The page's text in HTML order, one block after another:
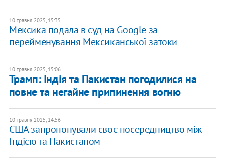
10 травня 2025, 15:35
Мексика подала в суд на Google за
перейменування Мексиканської затоки
10 травня 2025, 15:06
Трамп: Індія та Пакистан погодилися на
повне та негайне припинення вогню
10 травня 2025, 14:56
США запропонували своє посередництво між
Індією та Пакистаном